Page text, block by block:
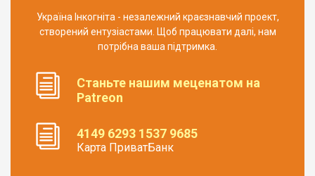
Україна Інкогніта - незалежний краєзнавчий проект,
створений ентузіастами. Щоб працювати далі, нам
потрібна ваша підтримка.
Станьте нашим меценатом на
Patreon
4149 6293 1537 9685
Карта ПриватБанк